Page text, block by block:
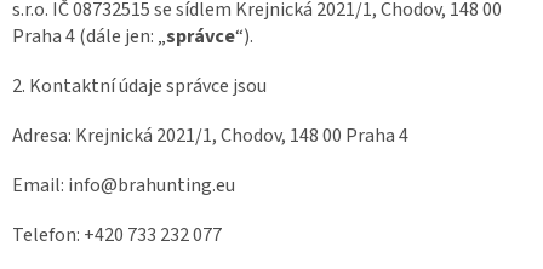
s.r.o. IČ08732515se sídlem Krejnická 2021/1, Chodov, 148 00
Praha 4(dále jen: „správce“).
2. Kontaktní údaje správce jsou
Adresa: Krejnická 2021/1, Chodov, 148 00 Praha 4
Email: info@brahunting.eu
Telefon: +420 733 232 077